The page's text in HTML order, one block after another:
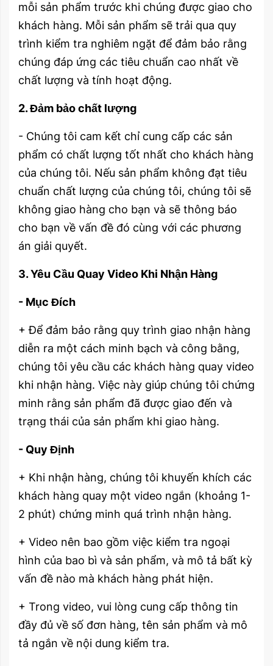
mỗi sản phẩm trước khi chúng được giao cho
khách hàng. Mỗi sản phẩm sẽ trải qua quy
trình kiểm tra nghiêm ngặt để đảm bảo rằng
chúng đáp ứng các tiêu chuẩn cao nhất về
chất lượng và tính hoạt động.
2. Đảm bảo chất lượng
- Chúng tôi cam kết chỉ cung cấp các sản
phẩm có chất lượng tốt nhất cho khách hàng
của chúng tôi. Nếu sản phẩm không đạt tiêu
chuẩn chất lượng của chúng tôi, chúng tôi sẽ
không giao hàng cho bạn và sẽ thông báo
cho bạn về vấn đề đó cùng với các phương
án giải quyết.
3. Yêu Cầu Quay Video Khi Nhận Hàng
- Mục Đích
+ Để đảm bảo rằng quy trình giao nhận hàng
diễn ra một cách minh bạch và công bằng,
chúng tôi yêu cầu các khách hàng quay video
khi nhận hàng. Việc này giúp chúng tôi chứng
minh rằng sản phẩm đã được giao đến và
trạng thái của sản phẩm khi giao hàng.
- Quy Định
+ Khi nhận hàng, chúng tôi khuyến khích các
khách hàng quay một video ngắn (khoảng 1-
2 phút) chứng minh quá trình nhận hàng.
+ Video nên bao gồm việc kiểm tra ngoại
hình của bao bì và sản phẩm, và mô tả bất kỳ
vấn đề nào mà khách hàng phát hiện.
+ Trong video, vui lòng cung cấp thông tin
đầy đủ về số đơn hàng, tên sản phẩm và mô
tả ngắn về nội dung kiểm tra.